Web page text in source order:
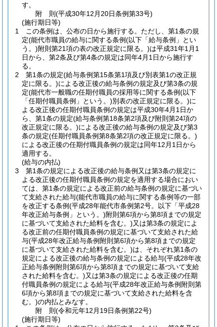
す。
附 則(平成30年12月20日条例第33号)
(施行期日等)
1
この条例は、公布の日から施行する。 ただし、第1条の規
定(能代市職員の給与に関する条例(以下「給与条例」とい
う。)附則第21項の表の改正規定に限る。)は平成31年1月1
日から、第2条及び第4条の規定は同年4月1日から施行す
る。
2
第1条の規定(給与条例第15条第1項及び別表第1の改正規
定に限る。)による改正後の給与条例の規定及び第3条の規
定(能代市一般職の任期付職員の採用等に関する条例(以下
「任期付職員条例」という。)別表の改正規定に限る。)に
よる改正後の任期付職員条例の規定は平成30年4月1日か
ら、第1条の規定(給与条例第18条第2項及び附則第24項の
改正規定に限る。)による改正後の給与条例の規定及び第3
条の規定(任期付職員条例第8条第2項の改正規定に限る。)
による改正後の任期付職員条例の規定は同年12月1日から
適用する。
(給与の内払)
3
第1条の規定による改正後の給与条例又は第3条の規定に
よる改正後の任期付職員条例の規定を適用する場合におい
ては、第1条の規定による改正前の給与条例の規定に基づい
て支給された給与(能代市職員の給与に関する条例等の一部
を改正する条例(平成28年能代市条例第2号。以下「平成28
年改正給与条例」という。)附則第6項から第8項までの規定
に基づいて支給された給料を含む。)又は第3条の規定によ
る改正前の任期付職員条例の規定に基づいて支給された給
与(平成28年改正給与条例附則第6項から第8項までの規定
に基づいて支給された給料を含む。)は、それぞれ第1条の
規定による改正後の給与条例の規定による給与(平成28年改
正給与条例附則第6項から第8項までの規定に基づいて支給
された給料を含む。)又は第3条の規定による改正後の任期
付職員条例の規定による給与(平成28年改正給与条例附則第
6項から第8項までの規定に基づいて支給された給料を含
む。)の内払とみなす。
附 則(令和元年12月19日条例第22号)
(施行期日等)